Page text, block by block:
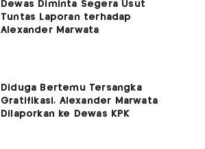
Dewas Diminta Segera Usut
Tuntas Laporan terhadap
Alexander Marwata
Diduga Bertemu Tersangka
Gratifikasi, Alexander Marwata
Dilaporkan ke Dewas KPK